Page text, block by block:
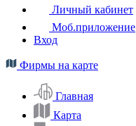
Личный кабинет
Моб.приложение
Вход
Фирмы на карте
Главная
Карта